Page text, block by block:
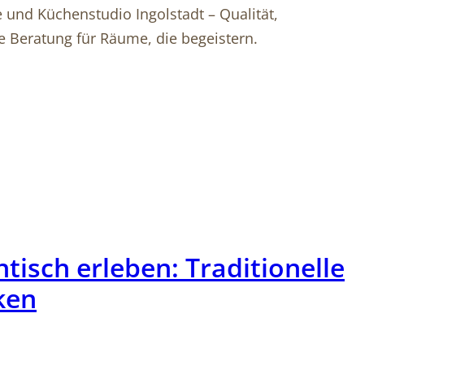
und Küchenstudio Ingolstadt – Qualität,
für Räume, die begeistern.
erleben: Traditionelle